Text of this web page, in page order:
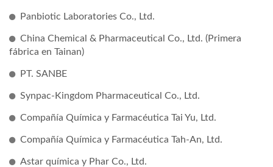
Panbiotic Laboratories Co., Ltd.
China Chemical & Pharmaceutical Co., Ltd. (Primera
fábrica en Tainan)
PT. SANBE
Synpac-Kingdom Pharmaceutical Co., Ltd.
Compañía Química y Farmacéutica Tai Yu, Ltd.
Compañía Química y Farmacéutica Tah-An, Ltd.
Astar química y Phar Co., Ltd.